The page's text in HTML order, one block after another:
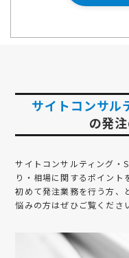
サイトコンサル
の発
サイトコンサルティング・
り・相場に関するポイント
初めて発注業務を行う方、
悩みの方はぜひご覧くださ